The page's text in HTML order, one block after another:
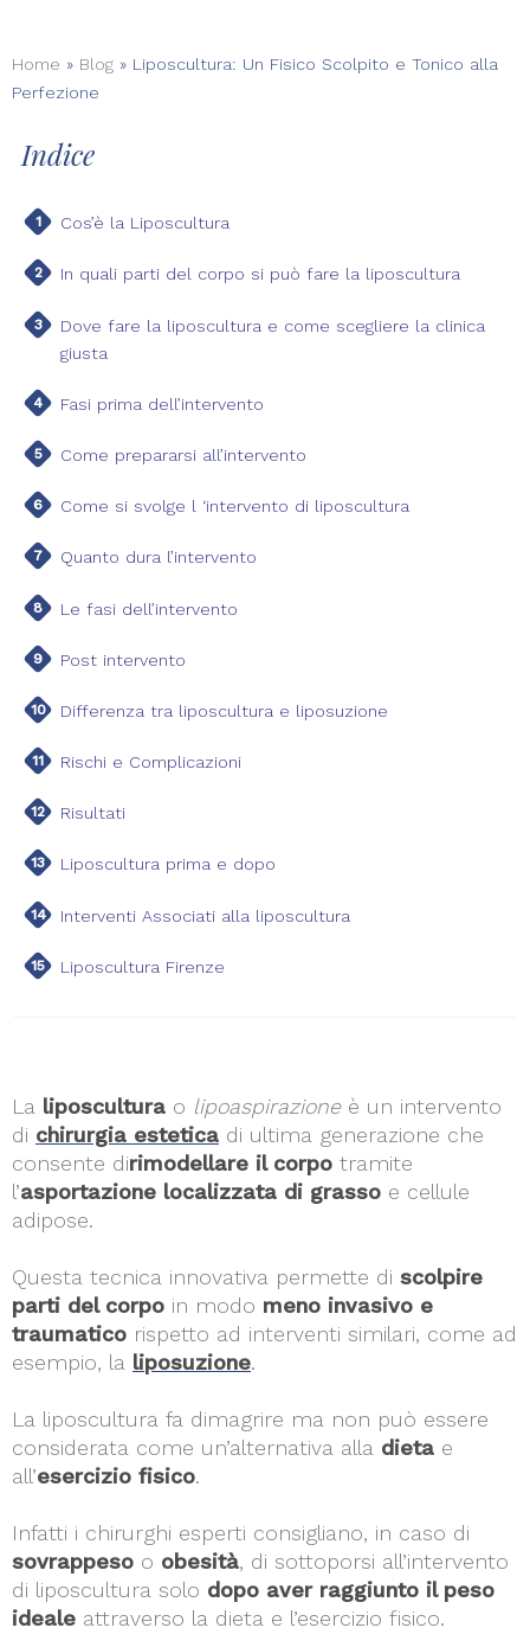
Home » Blog » Liposcultura: Un Fisico Scolpito e Tonico alla
Perfezione
Indice
Cos’è la Liposcultura
In quali parti del corpo si può fare la liposcultura
Dove fare la liposcultura e come scegliere la clinica
giusta
Fasi prima dell’intervento
Come prepararsi all’intervento
Come si svolge l ‘intervento di liposcultura
Quanto dura l’intervento
Le fasi dell’intervento
Post intervento
Differenza tra liposcultura e liposuzione
Rischi e Complicazioni
Risultati
Liposcultura prima e dopo
Interventi Associati alla liposcultura
Liposcultura Firenze
La liposcultura o lipoaspirazioneè un intervento
di chirurgia estetica di ultima generazione che
consente dirimodellare il corpo tramite
l’asportazione localizzata di grasso e cellule
adipose.
Questa tecnica innovativa permette di scolpire
parti del corpo in modo meno invasivo e
traumatico rispetto ad interventi similari, come ad
esempio, la liposuzione.
La liposcultura fa dimagrire ma non può essere
considerata come un’alternativa alla dieta e
all’esercizio fisico.
Infatti i chirurghi esperti consigliano, in caso di
sovrappeso o obesità, di sottoporsi all’intervento
di liposcultura solo dopo aver raggiunto il peso
ideale attraverso la dieta e l’esercizio fisico.